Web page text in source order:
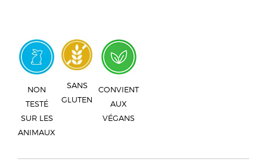
NON
TESTÉ
SUR LES
ANIMAUX
SANS
GLUTEN
CONVIENT
AUX
VÉGANS